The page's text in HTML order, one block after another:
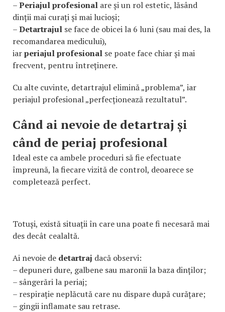
–Periajul profesional are și un rol estetic, lăsând
dinții mai curați și mai lucioși;
–Detartrajul se face de obicei la 6 luni (sau mai des, la
recomandarea medicului),
iarperiajul profesional se poate face chiar și mai
frecvent, pentru întreținere.
Cu alte cuvinte, detartrajul elimină „problema”, iar
periajul profesional „perfecționează rezultatul”.
Când ai nevoie de detartraj și
când de periaj profesional
Ideal este ca ambele proceduri să fie efectuate
împreună, la fiecare vizită de control, deoarece se
completează perfect.
Totuși, există situații în care una poate fi necesară mai
des decât cealaltă.
Ai nevoie de detartraj dacă observi:
– depuneri dure, galbene sau maronii la baza dinților;
– sângerări la periaj;
– respirație neplăcută care nu dispare după curățare;
– gingii inflamate sau retrase.